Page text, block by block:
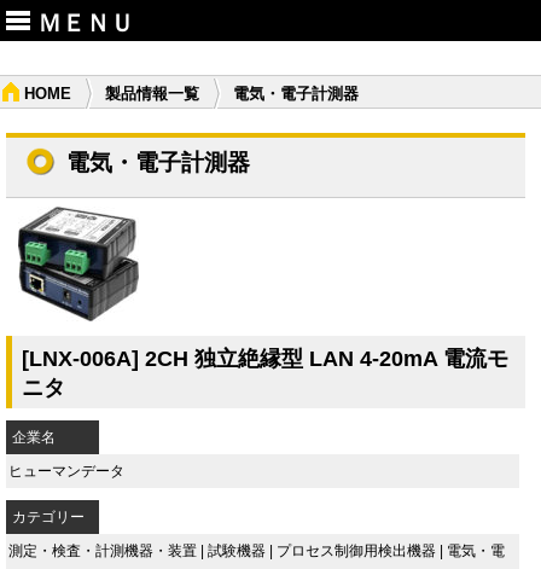
ＭＥＮＵ
HOME 製品情報一覧 電気・電子計測器
電気・電子計測器
[LNX-006A] 2CH 独立絶縁型 LAN 4-20mA 電流モ
ニタ
企業名
ヒューマンデータ
カテゴリー
測定・検査・計測機器・装置 | 試験機器 | プロセス制御用検出機器 | 電気・電